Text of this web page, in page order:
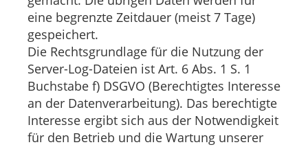
eine begrenzte Zeitdauer (meist 7 Tage)
gespeichert.
Die Rechtsgrundlage für die Nutzung der
Server-Log-Dateien ist Art. 6 Abs. 1 S. 1
Buchstabe f) DSGVO (Berechtigtes Interesse
an der Datenverarbeitung). Das berechtigte
Interesse ergibt sich aus der Notwendigkeit
für den Betrieb und die Wartung unserer